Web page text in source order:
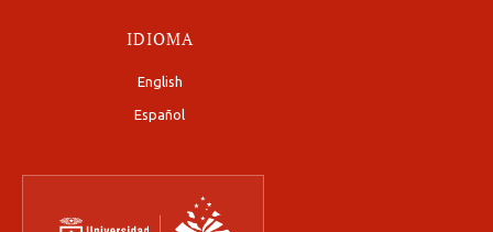
IDIOMA
English
Español